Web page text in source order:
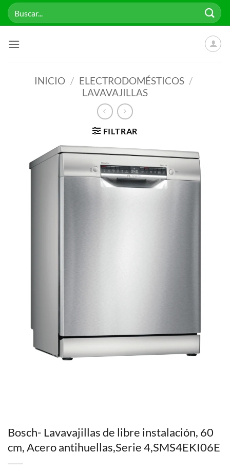
Saltar
Buscar
por:
INICIO / ELECTRODOMÉSTICOS /
LAVAVAJILLAS
FILTRAR
Bosch- Lavavajillas de libre instalación, 60
cm, Acero antihuellas,Serie 4,SMS4EKI06E